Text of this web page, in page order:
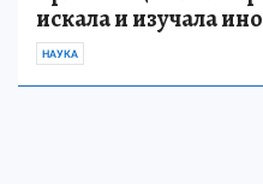
искала и изучала
НАУКА